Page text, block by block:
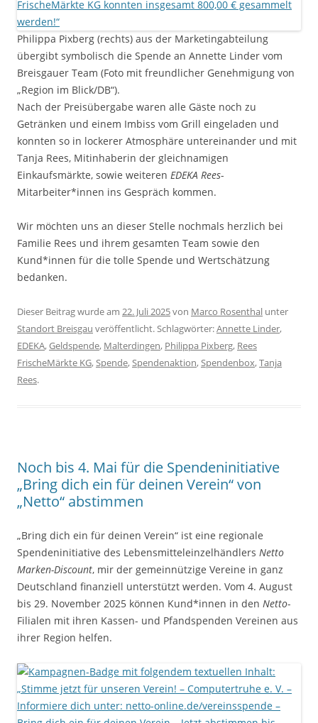
Philippa Pixberg (rechts) aus der Marketingabteilung
übergibt symbolisch die Spende an Annette Linder vom
Breisgauer Team (Foto mit freundlicher Genehmigung von
„Region im Blick/DB“).
Nach der Preisübergabe waren alle Gäste noch zu
Getränken und einem Imbiss vom Grill eingeladen und
konnten so in lockerer Atmosphäre untereinander und mit
Tanja Rees, Mitinhaberin der gleichnamigen
Einkaufsmärkte, sowie weiteren EDEKA Rees-
Mitarbeiter*innen ins Gespräch kommen.
Wir möchten uns an dieser Stelle nochmals herzlich bei
Familie Rees und ihrem gesamten Team sowie den
Kund*innen für die tolle Spende und Wertschätzung
bedanken.
Dieser Beitrag wurde am 22. Juli 2025von Marco Rosenthal unter
Standort Breisgau veröffentlicht. Schlagwörter:Annette Linder,
EDEKA,Geldspende, Malterdingen, Philippa Pixberg, Rees
FrischeMärkte KG,Spende,Spendenaktion,Spendenbox,Tanja
Rees.
Noch bis 4. Mai für die Spendeninitiative
„Bring dich ein für deinen Verein“ von
„Netto“ abstimmen
„Bring dich ein für deinen Verein“ ist eine regionale
Spendeninitiative des Lebensmitteleinzelhändlers Netto
Marken-Discount, mir der gemeinnützige Vereine in ganz
Deutschland finanziell unterstützt werden. Vom 4. August
bis 29. November 2025 können Kund*innen in den Netto-
Filialen mit ihren Kassen- und Pfandspenden Vereinen aus
ihrer Region helfen.